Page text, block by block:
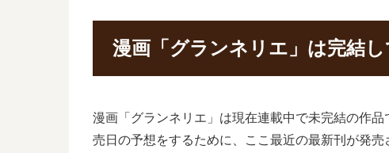
漫画「グランネリエ」は完結
漫画「グランネリエ」は現在連載中で未完結の作
売日の予想をするために、ここ最近の最新刊が発売